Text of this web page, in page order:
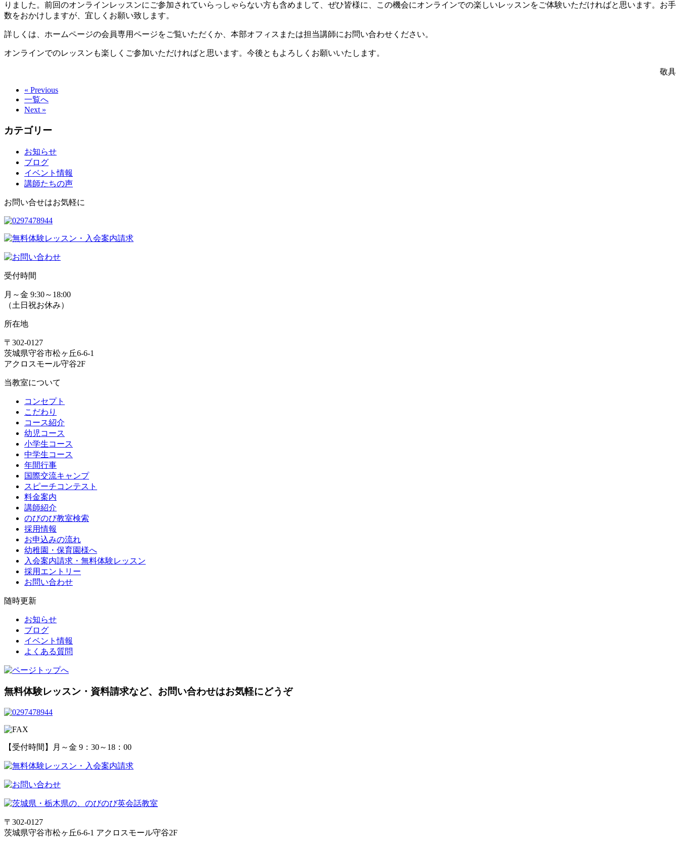
りました。前回のオンラインレッスンにご参加されていらっしゃらない方も含めまして、ぜひ皆様に、この機会にオンラインでの楽しいレッスンをご体験いただければと思います。お手
数をおかけしますが、宜しくお願い致します。
詳しくは、ホームページの会員専用ページをご覧いただくか、本部オフィスまたは担当講師にお問い合わせください。
オンラインでのレッスンも楽しくご参加いただければと思います。今後ともよろしくお願いいたします。
敬具
« Previous
一覧へ
Next »
カテゴリー
お知らせ
ブログ
イベント情報
講師たちの声
お問い合せはお気軽に
受付時間
月～金 9:30～18:00
（土日祝お休み）
所在地
〒302-0127
茨城県守谷市松ヶ丘6-6-1
アクロスモール守谷2F
当教室について
コンセプト
こだわり
コース紹介
幼児コース
小学生コース
中学生コース
年間行事
国際交流キャンプ
スピーチコンテスト
料金案内
講師紹介
のびのび教室検索
採用情報
お申込みの流れ
幼稚園・保育園様へ
入会案内請求・無料体験レッスン
採用エントリー
お問い合わせ
随時更新
お知らせ
ブログ
イベント情報
よくある質問
無料体験レッスン・資料請求など、 お問い合わせはお気軽にどうぞ
【受付時間】月～金 9：30～18：00
〒302-0127
茨城県守谷市松ヶ丘6-6-1 アクロスモール守谷2F